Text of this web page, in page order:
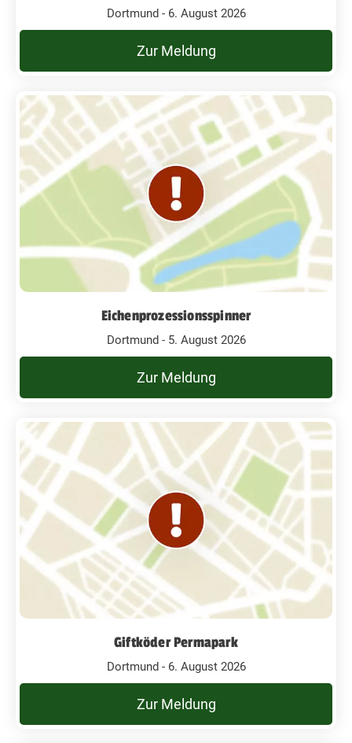
Dortmund - 6. August 2026
Zur Meldung
Eichenprozessionsspinner
Dortmund - 5. August 2026
Zur Meldung
Giftköder Permapark
Dortmund - 6. August 2026
Zur Meldung